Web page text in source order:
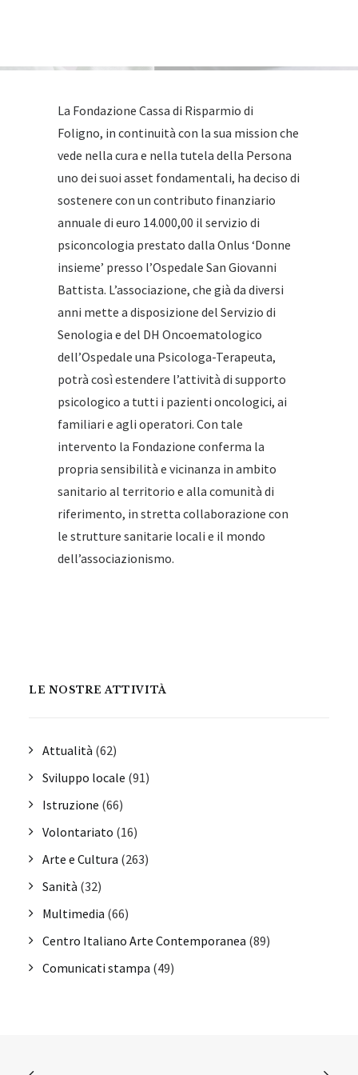
La Fondazione Cassa di Risparmio di
Foligno, in continuità con la sua mission che
vede nella cura e nella tutela della Persona
uno dei suoi asset fondamentali, ha deciso di
sostenere con un contributo finanziario
annuale di euro 14.000,00 il servizio di
psiconcologia prestato dalla Onlus ‘Donne
insieme’ presso l’Ospedale San Giovanni
Battista. L’associazione, che già da diversi
anni mette a disposizione del Servizio di
Senologia e del DH Oncoematologico
dell’Ospedale una Psicologa-Terapeuta,
potrà così estendere l’attività di supporto
psicologico a tutti i pazienti oncologici, ai
familiari e agli operatori. Con tale
intervento la Fondazione conferma la
propria sensibilità e vicinanza in ambito
sanitario al territorio e alla comunità di
riferimento, in stretta collaborazione con
le strutture sanitarie locali e il mondo
dell’associazionismo.
LE NOSTRE ATTIVITÀ
Attualità (62)
Sviluppo locale (91)
Istruzione (66)
Volontariato (16)
Arte e Cultura (263)
Sanità (32)
Multimedia (66)
Centro Italiano Arte Contemporanea (89)
Comunicati stampa (49)